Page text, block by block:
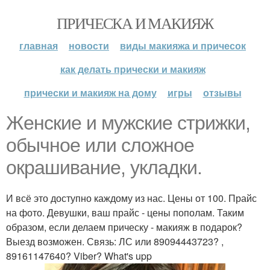
ПРИЧЕСКА И МАКИЯЖ
главная новости
виды макияжа и причесок
как делать прически и макияж
прически и макияж на дому
игры отзывы
Женские и мужские стрижки,
обычное или сложное
окрашивание, укладки.
И всё это доступно каждому из нас. Цены от 100. Прайс
на фото. Девушки, ваш прайс - цены пополам. Таким
образом, если делаем прическу - макияж в подарок?
Выезд возможен. Связь: ЛС или 89094443723? ,
89161147640? Viber? What's upp